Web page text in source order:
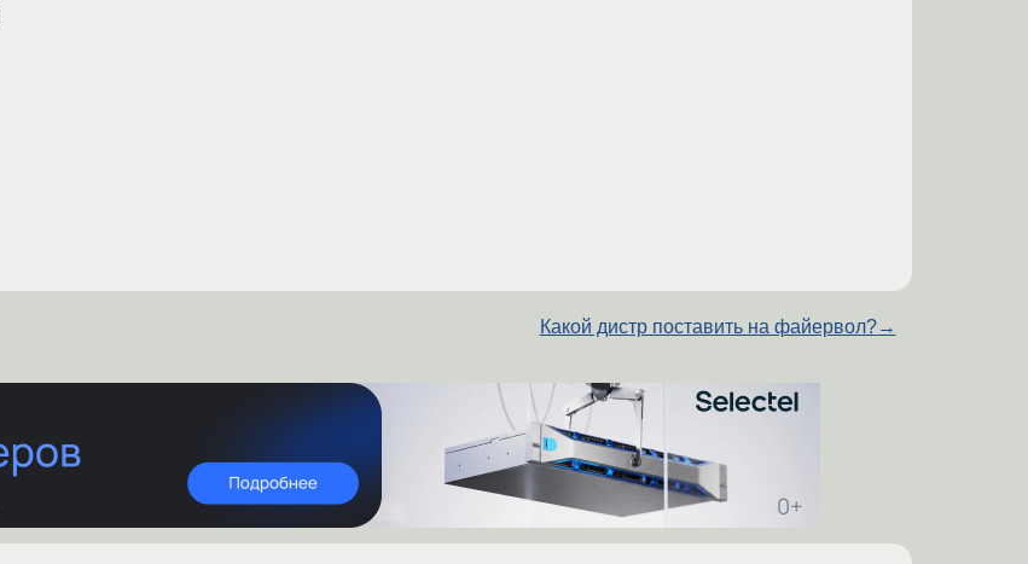
Какой дистр поставить на файервол?→